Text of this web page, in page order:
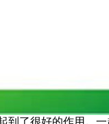
了很好的作用。